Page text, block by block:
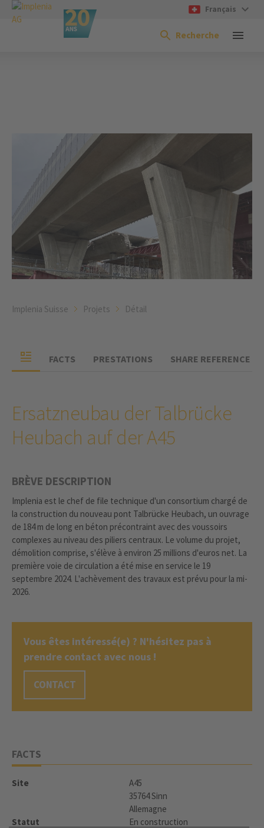
Français
Recherche
Implenia Suisse Projets Détail
FACTS PRESTATIONS SHARE REFERENCE
Ersatzneubau der Talbrücke
Heubach auf der A45
BRÈVE DESCRIPTION
Implenia est le chef de file technique d'un consortium chargé de
la construction du nouveau pont Talbrücke Heubach, un ouvrage
de 184 m de long en béton précontraint avec des voussoirs
complexes au niveau des piliers centraux. Le volume du projet,
démolition comprise, s'élève à environ 25 millions d'euros net. La
première voie de circulation a été mise en service le 19
septembre 2024. L'achèvement des travaux est prévu pour la mi-
2026.
Vous êtes intéressé(e) ? N'hésitez pas à
prendre contact avec nous !
CONTACT
FACTS
Site
A45
35764 Sinn
Allemagne
Statut
En construction